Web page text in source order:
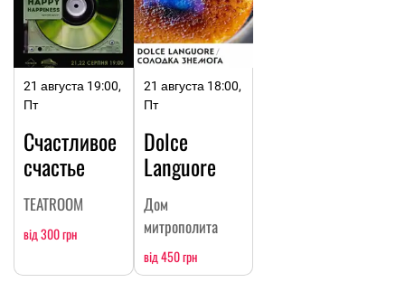
21 августа 19:00,
Пт
Счастливое
счастье
TEATROOM
від 300 грн
21 августа 18:00,
Пт
Dolce
Languore
Дом
митрополита
від 450 грн